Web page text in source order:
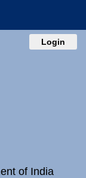
Login
of India